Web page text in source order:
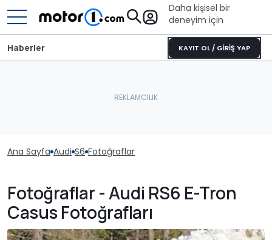
Daha kişisel bir
deneyim için
KAYIT OL / GİRİŞ YAP
Haberler
Ana Sayfa Audi S6 Fotoğraflar
Fotoğraflar - Audi RS6 E-Tron
Casus Fotoğrafları